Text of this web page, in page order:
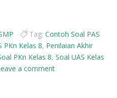
Tag: Contoh Soal PAS
PKn Kelas 8, Penilaian Akhir
PKn Kelas 8, Soal UAS Kelas
a comment